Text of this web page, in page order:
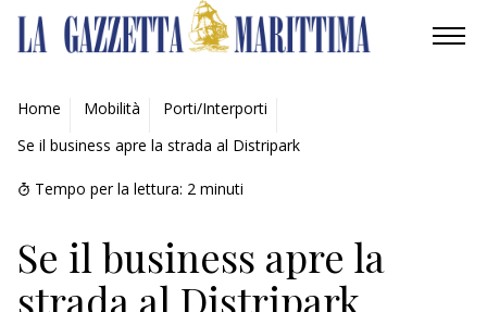
AMBIENTE
MOBILITÀ
INDUSTRIA
RICERCA
Home Mobilità
Porti/Interporti
Se il business apre la strada al Distripark
Tempo per la lettura: 2 minuti
Se il business apre la
strada al Distripark